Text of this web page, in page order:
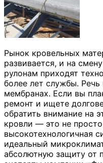
Рынок кровельных
развивается, и на
рулонам приходят
более лет службы.
мембранах. Если вы
ремонт и ищете
обратить внимание на
кровли — это не
высокотехнологичная
идеальный
абсолютную защиту от